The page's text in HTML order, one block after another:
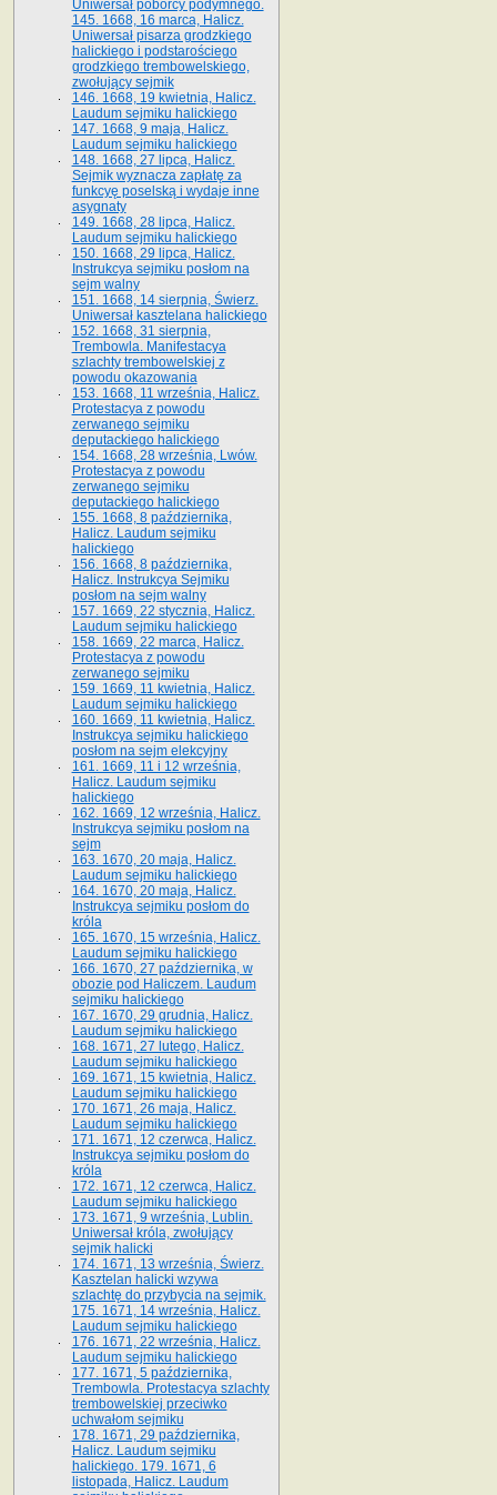
Uniwersał poborcy podymnego.
145. 1668, 16 marca, Halicz.
Uniwersał pisarza grodzkiego
halickiego i podstarościego
grodzkiego trembowelskiego,
zwołujący sejmik
146. 1668, 19 kwietnia, Halicz.
Laudum sejmiku halickiego
147. 1668, 9 maja, Halicz.
Laudum sejmiku halickiego
148. 1668, 27 lipca, Halicz.
Sejmik wyznacza zapłatę za
funkcyę poselską i wydaje inne
asygnaty
149. 1668, 28 lipca, Halicz.
Laudum sejmiku halickiego
150. 1668, 29 lipca, Halicz.
Instrukcya sejmiku posłom na
sejm walny
151. 1668, 14 sierpnia, Świerz.
Uniwersał kasztelana halickiego
152. 1668, 31 sierpnia,
Trembowla. Manifestacya
szlachty trembowelskiej z
powodu okazowania
153. 1668, 11 września, Halicz.
Protestacya z powodu
zerwanego sejmiku
deputackiego halickiego
154. 1668, 28 września, Lwów.
Protestacya z powodu
zerwanego sejmiku
deputackiego halickiego
155. 1668, 8 października,
Halicz. Laudum sejmiku
halickiego
156. 1668, 8 października,
Halicz. Instrukcya Sejmiku
posłom na sejm walny
157. 1669, 22 stycznia, Halicz.
Laudum sejmiku halickiego
158. 1669, 22 marca, Halicz.
Protestacya z powodu
zerwanego sejmiku
159. 1669, 11 kwietnia, Halicz.
Laudum sejmiku halickiego
160. 1669, 11 kwietnia, Halicz.
Instrukcya sejmiku halickiego
posłom na sejm elekcyjny
161. 1669, 11 i 12 września,
Halicz. Laudum sejmiku
halickiego
162. 1669, 12 września, Halicz.
Instrukcya sejmiku posłom na
sejm
163. 1670, 20 maja, Halicz.
Laudum sejmiku halickiego
164. 1670, 20 maja, Halicz.
Instrukcya sejmiku posłom do
króla
165. 1670, 15 września, Halicz.
Laudum sejmiku halickiego
166. 1670, 27 października, w
obozie pod Haliczem. Laudum
sejmiku halickiego
167. 1670, 29 grudnia, Halicz.
Laudum sejmiku halickiego
168. 1671, 27 lutego, Halicz.
Laudum sejmiku halickiego
169. 1671, 15 kwietnia, Halicz.
Laudum sejmiku halickiego
170. 1671, 26 maja, Halicz.
Laudum sejmiku halickiego
171. 1671, 12 czerwca, Halicz.
Instrukcya sejmiku posłom do
króla
172. 1671, 12 czerwca, Halicz.
Laudum sejmiku halickiego
173. 1671, 9 września, Lublin.
Uniwersał króla, zwołujący
sejmik halicki
174. 1671, 13 września, Świerz.
Kasztelan halicki wzywa
szlachtę do przybycia na sejmik.
175. 1671, 14 września, Halicz.
Laudum sejmiku halickiego
176. 1671, 22 września, Halicz.
Laudum sejmiku halickiego
177. 1671, 5 października,
Trembowla. Protestacya szlachty
trembowelskiej przeciwko
uchwałom sejmiku
178. 1671, 29 października,
Halicz. Laudum sejmiku
halickiego. 179. 1671, 6
listopada, Halicz. Laudum